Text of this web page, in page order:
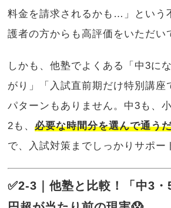
料金を請求されるかも…」という
護者の方からも高評価をいただい
しかも、他塾でよくある「中3に
がり」「入試直前期だけ特別講座
パターンもありません。中3も、
2も、必要な時間分を選んで通う
で、入試対策までしっかりサポー
✅2-3｜他塾と比較！「中3